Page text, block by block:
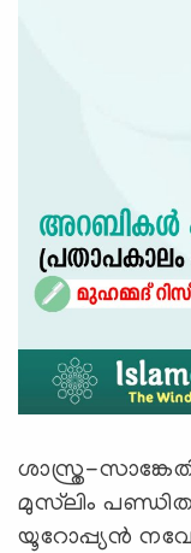
ശാസ്ത്ര-
മുസ്‍ലിം
യൂറോപ്പ്യൻ